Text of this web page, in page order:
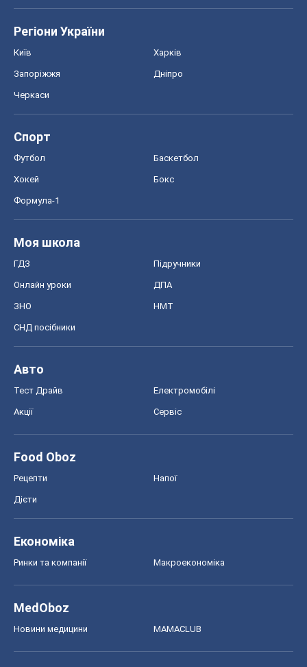
Регіони України
Київ Харків
Запоріжжя Дніпро
Черкаси
Спорт
Футбол Баскетбол
Хокей Бокс
Формула-1
Моя школа
ГДЗ Підручники
Онлайн уроки ДПА
ЗНО НМТ
СНД посібники
Авто
Тест Драйв Електромобілі
Акції Сервіс
Food Oboz
Рецепти Напої
Дієти
Економіка
Ринки та компанії Макроекономіка
MedOboz
Новини медицини MAMACLUB